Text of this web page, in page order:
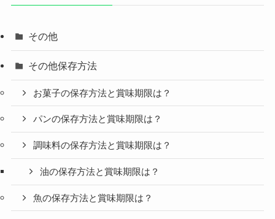
その他
その他保存方法
お菓子の保存方法と賞味期限は？
パンの保存方法と賞味期限は？
調味料の保存方法と賞味期限は？
油の保存方法と賞味期限は？
魚の保存方法と賞味期限は？